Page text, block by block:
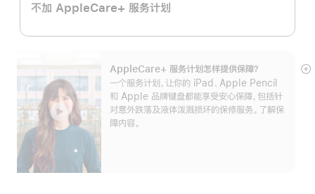
不加 AppleCare+ 服务计划
AppleCare+ 服务计划怎样提供保⁠障？
一个服务计划，让你的 iPad、Apple Pencil
和 Apple 品牌键盘都能享受安心保障，包括针
对意外跌落及液体泼溅损坏的保修服务。了解保
障内容。
展